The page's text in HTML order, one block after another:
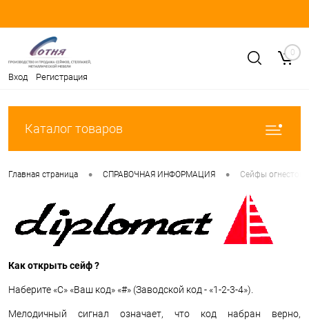
Вход Регистрация
0
Каталог товаров
Главная страница • СПРАВОЧНАЯ ИНФОРМАЦИЯ • Сейфы
Как открыть сейф ?
Наберите «C» «Ваш код» «#» (Заводской код - «1-2-3-4»).
Мелодичный сигнал означает, что код набран верно,